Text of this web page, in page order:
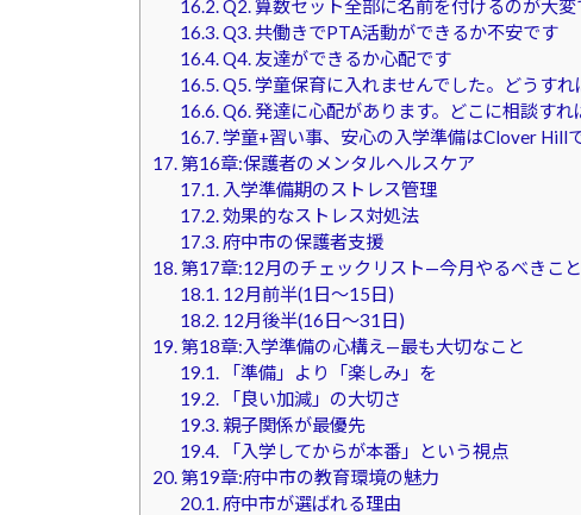
16.2.Q2. 算数セット全部に名前を付けるのが大変
16.3.Q3. 共働きでPTA活動ができるか不安です
16.4.Q4. 友達ができるか心配です
16.5.Q5. 学童保育に入れませんでした。どうすれ
16.6.Q6. 発達に心配があります。どこに相談すれ
16.7.学童+習い事、安心の入学準備はClover Hill
17.第16章:保護者のメンタルヘルスケア
17.1.入学準備期のストレス管理
17.2.効果的なストレス対処法
17.3.府中市の保護者支援
18.第17章:12月のチェックリスト—今月やるべきこと
18.1.12月前半(1日〜15日)
18.2.12月後半(16日〜31日)
19.第18章:入学準備の心構え—最も大切なこと
19.1.「準備」より「楽しみ」を
19.2.「良い加減」の大切さ
19.3.親子関係が最優先
19.4.「入学してからが本番」という視点
20.第19章:府中市の教育環境の魅力
20.1.府中市が選ばれる理由